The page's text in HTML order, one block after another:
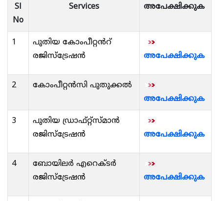
Sl
No
Services അപേക്ഷിക്കുക
1
പുതിയ കോംപീറ്റൻറ്
രജിസ്ട്രേഷൻ
അപേക്ഷിക്കുക
2
കോംപീറ്റൻസി പുതുക്കൽ
അപേക്ഷിക്കുക
3
പുതിയ ഡ്രാഫ്റ്റ്സ്മാൻ
രജിസ്ട്രേഷൻ
അപേക്ഷിക്കുക
4
ബോയിലർ എറെക്ടർ
രജിസ്ട്രേഷൻ
അപേക്ഷിക്കുക